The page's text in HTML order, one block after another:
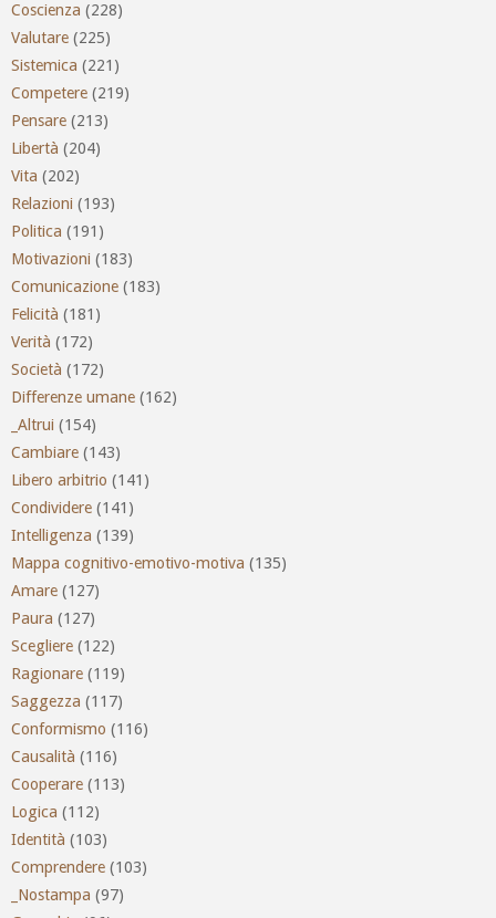
Coscienza (228)
Valutare (225)
Sistemica (221)
Competere (219)
Pensare (213)
Libertà (204)
Vita (202)
Relazioni (193)
Politica (191)
Motivazioni (183)
Comunicazione (183)
Felicità (181)
Verità (172)
Società (172)
Differenze umane (162)
_Altrui (154)
Cambiare (143)
Libero arbitrio (141)
Condividere (141)
Intelligenza (139)
Mappa cognitivo-emotivo-motiva (135)
Amare (127)
Paura (127)
Scegliere (122)
Ragionare (119)
Saggezza (117)
Conformismo (116)
Causalità (116)
Cooperare (113)
Logica (112)
Identità (103)
Comprendere (103)
_Nostampa (97)